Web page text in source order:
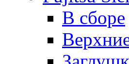
В сборе